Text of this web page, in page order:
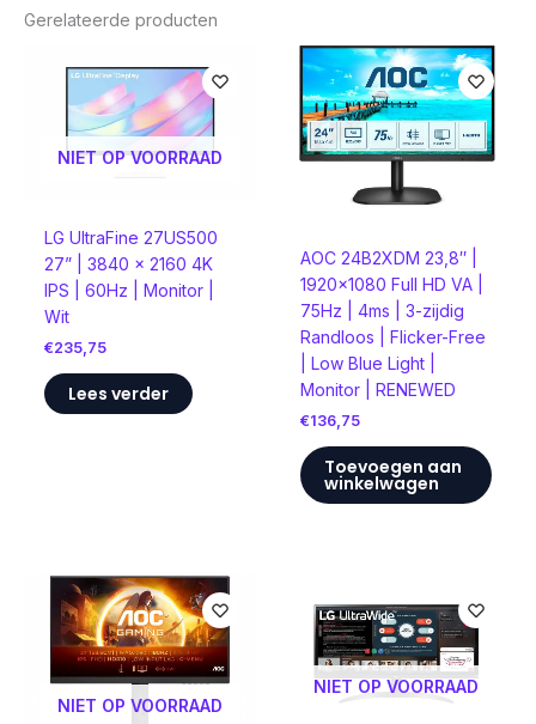
Gerelateerde producten
NIET OP VOORRAAD
LG UltraFine 27US500
27” | 3840 x 2160 4K
IPS | 60Hz | Monitor |
Wit
€235,75
Lees verder
AOC 24B2XDM 23,8″ |
1920×1080 Full HD VA |
75Hz | 4ms | 3-zijdig
Randloos | Flicker-Free
| Low Blue Light |
Monitor | RENEWED
€136,75
Toevoegen aan
winkelwagen
NIET OP VOORRAAD
NIET OP VOORRAAD